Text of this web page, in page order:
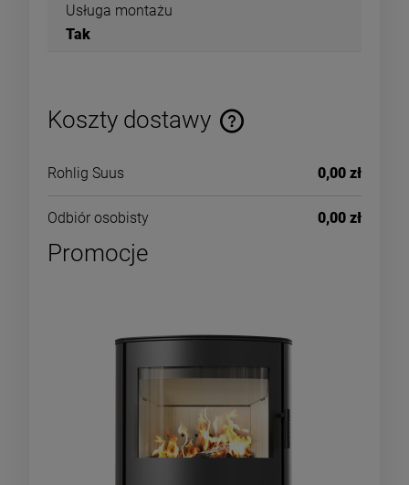
Usługa montażu
Tak
Koszty dostawy
Rohlig Suus 0,00 zł
Odbiór osobisty 0,00 zł
Promocje